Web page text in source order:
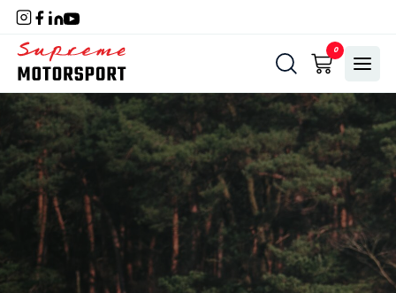
Naar
hoofdinhoud
Home 0
Menu